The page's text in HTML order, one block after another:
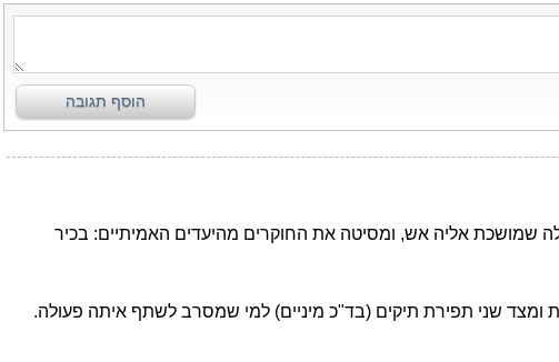
הוסף תגובה
אליה אש, ומסיטה את החוקרים מהיעדים האמיתיים: בכיר
שני תפירת תיקים (בד"כ מיניים) למי שמסרב לשתף איתה פעולה.